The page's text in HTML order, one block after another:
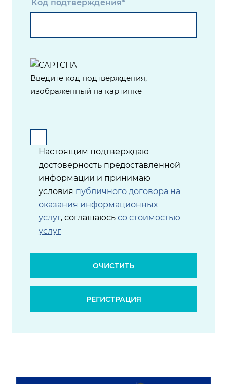
Код подтверждения*
Введите код подтверждения,
изображенный на картинке
Настоящим подтверждаю
достоверность предоставленной
информации и принимаю
условия публичного договора на
оказания информационных
услуг, соглашаюсь со стоимостью
услуг
ОЧИСТИТЬ
РЕГИСТРАЦИЯ